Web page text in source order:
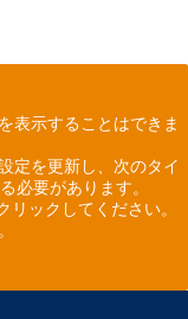
表示することはできま
定を更新し、次のタイ
必要があります。
リックしてください。